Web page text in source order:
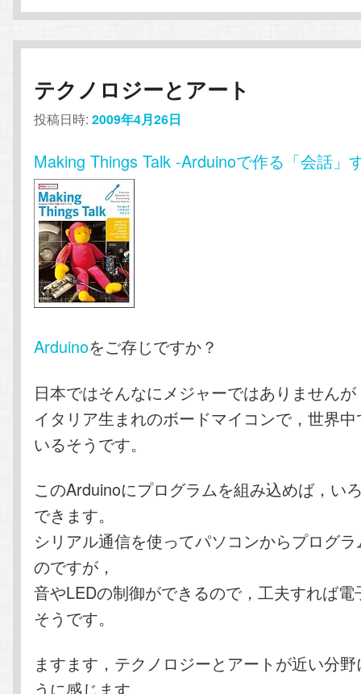
テクノロジーとアート
投稿日時:2009年4月26日
Making Things Talk -Arduinoで作る「会話」
Arduinoをご存じですか？
日本ではそんなにメジャーではありませんが
イタリア生まれのボードマイコンで，世界
いるそうです。
このArduinoにプログラムを組み込めば，い
できます。
シリアル通信を使ってパソコンからプログ
のですが，
音やLEDの制御ができるので，工夫すれば
そうです。
ますます，テクノロジーとアートが近い分
うに感じます。